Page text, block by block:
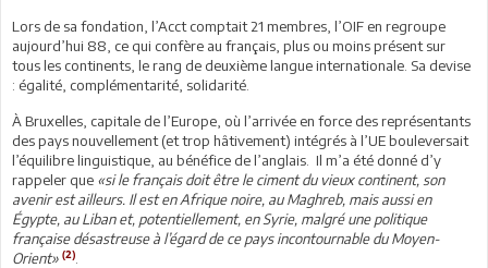
Lors de sa fondation, l’Acct comptait 21 membres, l’OIF en regroupe
aujourd’hui 88, ce qui confère au français, plus ou moins présent sur
tous les continents, le rang de deuxième langue internationale. Sa devise
: égalité, complémentarité, solidarité.
À Bruxelles, capitale de l’Europe, où l’arrivée en force des représentants
des pays nouvellement (et trop hâtivement) intégrés à l’UE bouleversait
l’équilibre linguistique, au bénéfice de l’anglais. Il m’a été donné d’y
rappeler que «si le français doit être le ciment du vieux continent, son
avenir est ailleurs. Il est en Afrique noire, au Maghreb, mais aussi en
Égypte, au Liban et, potentiellement, en Syrie, malgré une politique
française désastreuse à l’égard de ce pays incontournable du Moyen-
Orient» (2)